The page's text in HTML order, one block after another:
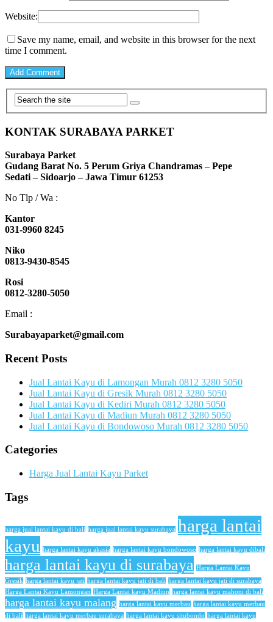
Website:
Save my name, email, and website in this browser for the next
time I comment.
KONTAK SURABAYA PARKET
Surabaya Parket
Gudang Barat No. 5 Perum Griya Chandramas – Pepe
Sedati – Sidoarjo – Jawa Timur 61253
No Tlp / Wa :
Kantor
031-9960 8245
Niko
0813-9430-8545
Rosi
0812-3280-5050
Email :
Surabayaparket@gmail.com
Recent Posts
Jual Lantai Kayu di Lamongan Murah 0812 3280 5050
Jual Lantai Kayu di Gresik Murah 0812 3280 5050
Jual Lantai Kayu di Kediri Murah 0812 3280 5050
Jual Lantai Kayu di Madiun Murah 0812 3280 5050
Jual Lantai Kayu di Bondowoso Murah 0812 3280 5050
Categories
Harga Jual Lantai Kayu Parket
Tags
harga jual lantai kayu di bali harga jual lantai kayu surabaya harga lantai
kayu harga lantai kayu akasia harga lantai kayu bondowoso harga lantai kayu dibali
harga lantai kayu di surabaya Harga Lantai Kayu
Gresik harga lantai kayu jati harga lantai kayu jati di bali harga lantai kayu jati di surabaya
Harga Lantai Kayu Lamongan Harga Lantai kayu Madiun harga lantai kayu mahoni di bali
harga lantai kayu malang harga lantai kayu merbau harga lantai kayu merbau
di bali harga lantai kayu merbau surabaya harga lantai kayu situbondo harga lantai kayu